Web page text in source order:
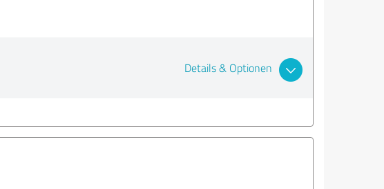
Details & Optionen